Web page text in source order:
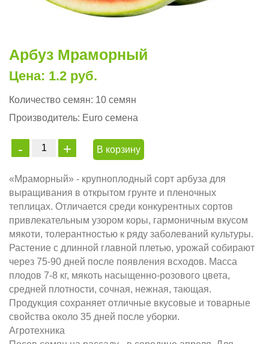
Арбуз Мраморный
Цена: 1.2 руб.
Количество семян: 10 семян
Производитель: Euro семена
В корзину
«Мраморный» - крупноплодный сорт арбуза для
выращивания в открытом грунте и пленочных
теплицах. Отличается среди конкурентных сортов
привлекательным узором коры, гармоничным вкусом
мякоти, толерантностью к ряду заболеваний культуры.
Растение с длинной главной плетью, урожай собирают
через 75-90 дней после появления всходов. Масса
плодов 7-8 кг, мякоть насыщенно-розового цвета,
средней плотности, сочная, нежная, тающая.
Продукция сохраняет отличные вкусовые и товарные
свойства около 35 дней после уборки.
Агротехника